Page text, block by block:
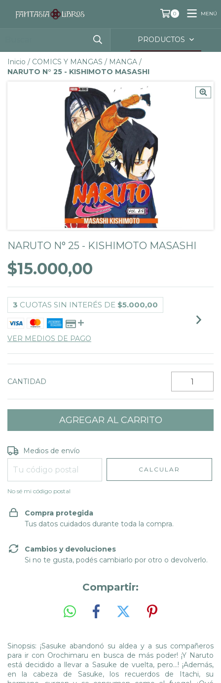
0 MENÚ
PRODUCTOS
Inicio / COMICS Y MANGAS / MANGA /
NARUTO N° 25 - KISHIMOTO MASASHI
NARUTO N° 25 - KISHIMOTO MASASHI
$15.000,00
3 CUOTAS SIN INTERÉS DE $5.000,00
VER MEDIOS DE PAGO
CANTIDAD
Entregas para el CP:
Medios de envío
CALCULAR
No sé mi código postal
Compra protegida
Tus datos cuidados durante toda la compra.
Cambios y devoluciones
Si no te gusta, podés cambiarlo por otro o devolverlo.
Compartir:
Sinopsis: ¡Sasuke abandonó su aldea y a sus compañeros
para ir con Orochimaru en busca de más poder! ¡Y Naruto
está decidido a llevar a Sasuke de vuelta, pero...! ¡Además,
en la cabeza de Sasuke, los recuerdos de Itachi, su